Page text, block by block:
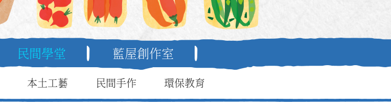
民間學堂 藍屋創作室
本土工藝 民間手作 環保教育